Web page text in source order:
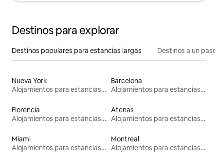
Destinos para explorar
Destinos populares para estancias largas Destinos a un
Nueva York
Alojamientos para estancias largas
Barcelona
Alojamientos para estancias largas
Florencia
Alojamientos para estancias largas
Atenas
Alojamientos para estancias largas
Miami
Alojamientos para estancias largas
Montreal
Alojamientos para estancias largas